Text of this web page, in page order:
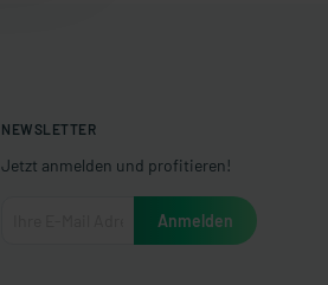
NEWSLETTER
Jetzt anmelden und profitieren!